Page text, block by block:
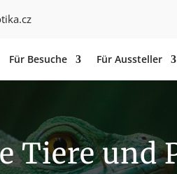
Für Besuche Für Aussteller
Tiere und